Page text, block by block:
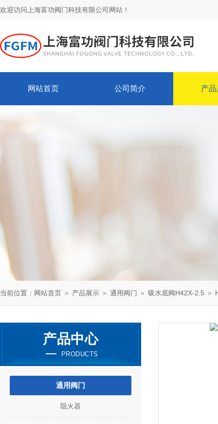
欢迎访问上海富功阀门科技有限公司网站！
网站首页 公司简介 产
当前位置： 网站首页 ＞ 产品展示 ＞ 通用阀门 ＞ 吸水底阀H42X-2.5 ＞
产品中心
PRODUCTS
通用阀门
阻火器